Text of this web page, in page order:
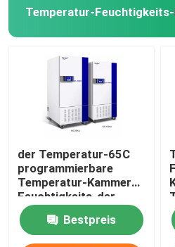
Temperatur-Feuchtigkeits-
der Temperatur-65C
programmierbare
Temperatur-Kammer
Feuchtigkeits-der
Kammer-SUS304
Bestpreis